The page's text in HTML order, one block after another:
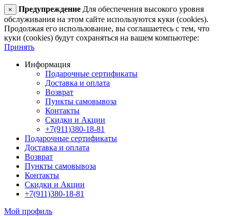
× Предупреждение Для обеспечения высокого уровня
обслуживания на этом сайте используются куки (cookies).
Продолжая его использование, вы соглашаетесь с тем, что
куки (cookies) будут сохраняться на вашем компьютере:
Принять
Информация
Подарочные сертификаты
Доставка и оплата
Возврат
Пункты самовывоза
Контакты
Скидки и Акции
+7(911)380-18-81
Подарочные сертификаты
Доставка и оплата
Возврат
Пункты самовывоза
Контакты
Скидки и Акции
+7(911)380-18-81
Мой профиль